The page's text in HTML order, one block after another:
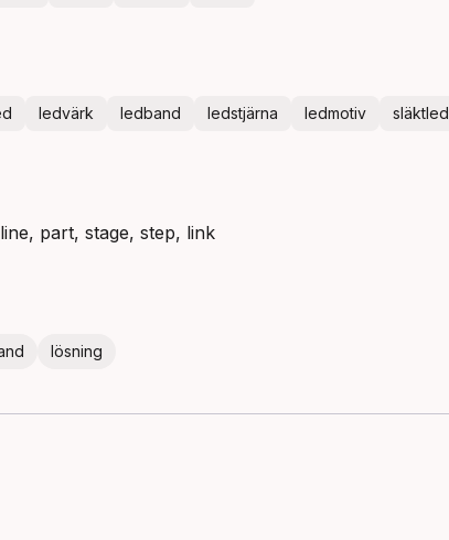
ledvärk ledband ledstjärna ledmotiv släktled
part, stage, step, link
lösning